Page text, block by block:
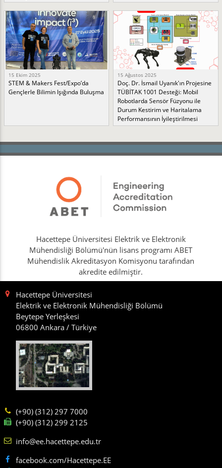
15 Ekim 2025
STEM & Makers Fest/Expo’da
Gençlerle Bilimin Işığında Buluşma
15 Ağustos 2025
Doç. Dr. İsmail Uyanık'ın Projesine
TÜBİTAK 1001 Desteği: Mobil
Robotlarda Sensör Füzyonu ile
Durum Kestirim ve Haritalama
Performansının İyileştirilmesi
Hacettepe Üniversitesi Elektrik ve Elektronik
Mühendisliği Bölümü'nün lisans programı ABET
Mühendislik Akreditasyon Komisyonu tarafından
akredite edilmiştir.
Hacettepe Üniversitesi
Elektrik ve Elektronik Mühendisliği Bölümü
Beytepe Yerleşkesi
06800 Ankara / Türkiye
(+90) (312) 297 7000
(+90) (312) 299 2125
info@ee.hacettepe.edu.tr
facebook.com/Hacettepe.EE